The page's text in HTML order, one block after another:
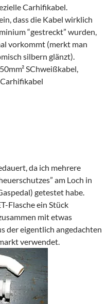
Carhifikabel.
dass die Kabel wirklich
“gestreckt” wurden,
vorkommt (merkt man
silbern glänzt).
SChweißkabel,
da ich mehrere
am Loch in
getestet habe.
Flasche ein Stück
mit etwas
der eigentlich angedachten
verwendet.